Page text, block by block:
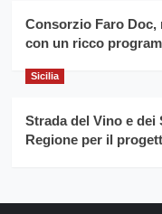
Consorzio Faro Doc,
con un ricco
Sicilia
Strada del Vino e dei
Regione per il